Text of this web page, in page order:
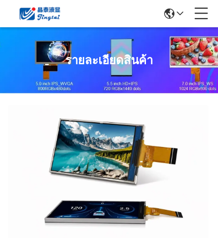
รายละเอียดสินค้า